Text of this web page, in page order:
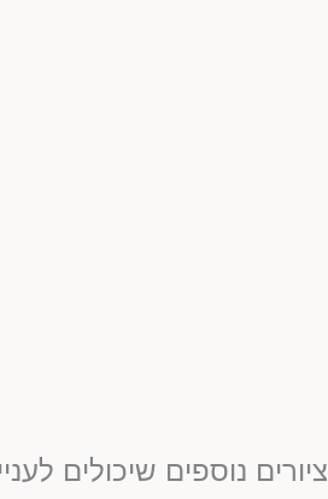
נוספים שיכולים לעניין